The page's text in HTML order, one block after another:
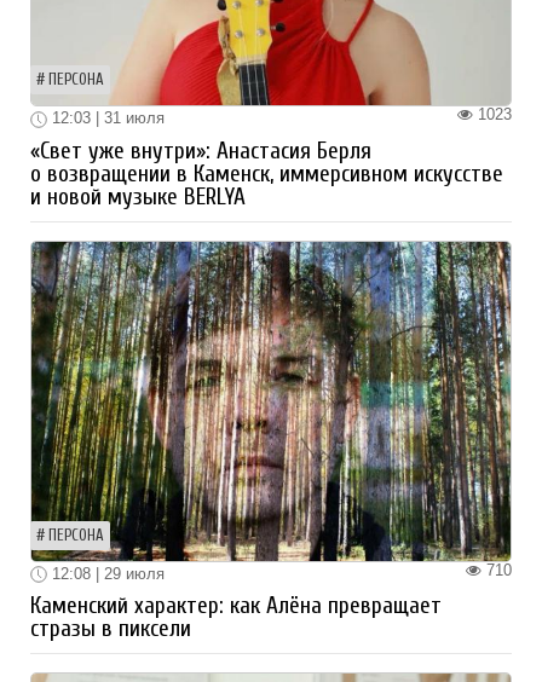
ПЕРСОНА
1023
12:03 | 31 июля
«Свет уже внутри»: Анастасия Берля
о возвращении в Каменск, иммерсивном искусстве
и новой музыке BERLYA
ПЕРСОНА
710
12:08 | 29 июля
Каменский характер: как Алёна превращает
стразы в пиксели